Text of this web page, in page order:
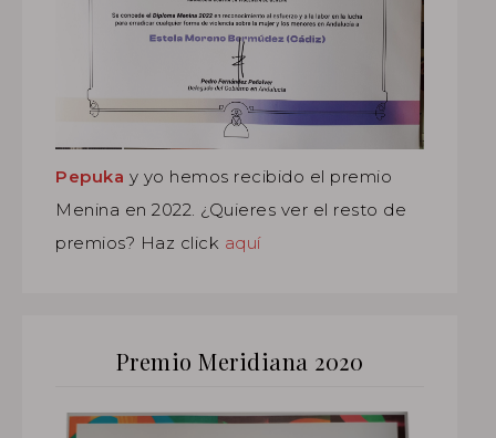
Pepuka y yo hemos recibido el premio
Menina en 2022. ¿Quieres ver el resto de
premios? Haz click aquí
Premio Meridiana 2020